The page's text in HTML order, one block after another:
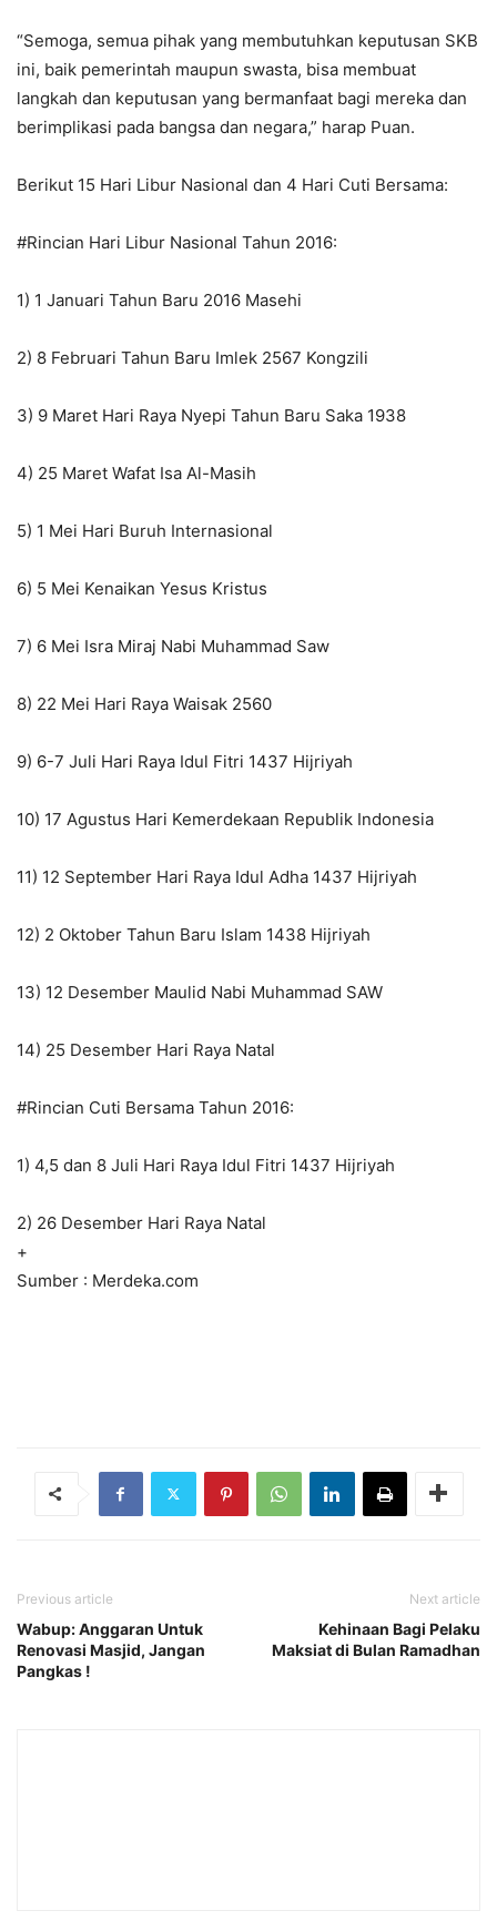
“Semoga, semua pihak yang membutuhkan keputusan SKB
ini, baik pemerintah maupun swasta, bisa membuat
langkah dan keputusan yang bermanfaat bagi mereka dan
berimplikasi pada bangsa dan negara,” harap Puan.
Berikut 15 Hari Libur Nasional dan 4 Hari Cuti Bersama:
#Rincian Hari Libur Nasional Tahun 2016:
1) 1 Januari Tahun Baru 2016 Masehi
2) 8 Februari Tahun Baru Imlek 2567 Kongzili
3) 9 Maret Hari Raya Nyepi Tahun Baru Saka 1938
4) 25 Maret Wafat Isa Al-Masih
5) 1 Mei Hari Buruh Internasional
6) 5 Mei Kenaikan Yesus Kristus
7) 6 Mei Isra Miraj Nabi Muhammad Saw
8) 22 Mei Hari Raya Waisak 2560
9) 6-7 Juli Hari Raya Idul Fitri 1437 Hijriyah
10) 17 Agustus Hari Kemerdekaan Republik Indonesia
11) 12 September Hari Raya Idul Adha 1437 Hijriyah
12) 2 Oktober Tahun Baru Islam 1438 Hijriyah
13) 12 Desember Maulid Nabi Muhammad SAW
14) 25 Desember Hari Raya Natal
#Rincian Cuti Bersama Tahun 2016:
1) 4,5 dan 8 Juli Hari Raya Idul Fitri 1437 Hijriyah
2) 26 Desember Hari Raya Natal
+
Sumber : Merdeka.com
Previous article
Wabup: Anggaran Untuk
Renovasi Masjid, Jangan
Pangkas !
Next article
Kehinaan Bagi Pelaku
Maksiat di Bulan Ramadhan